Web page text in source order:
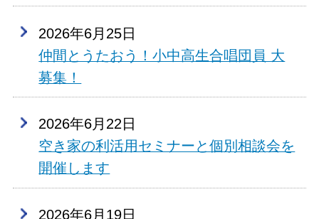
2026年6月25日
仲間とうたおう！小中高生合唱団員 大
募集！
2026年6月22日
空き家の利活用セミナーと個別相談会を
開催します
2026年6月19日